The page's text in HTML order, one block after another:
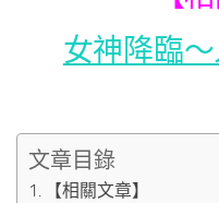
女神降臨
文章目錄
【相關文章】